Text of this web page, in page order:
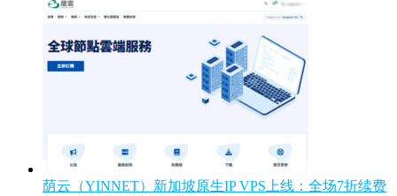
荫云（YINNET）新加坡原生IP VPS上线：全场7折续费